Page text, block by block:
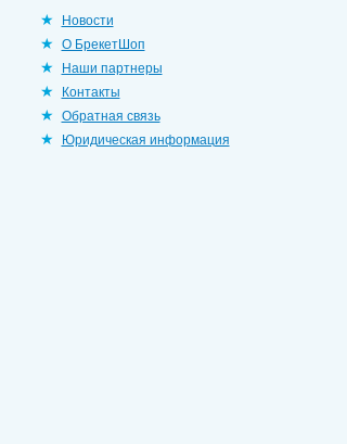
Новости
О БрекетШоп
Наши партнеры
Контакты
Обратная связь
Юридическая информация